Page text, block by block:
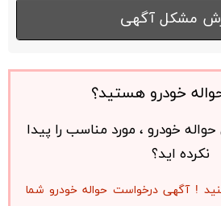
مشکل آگهی
خودرو هستید؟
خودرو ، مورد مناسب را پیدا
نکرده اید؟
! آگهی درخواست حواله خودرو شما